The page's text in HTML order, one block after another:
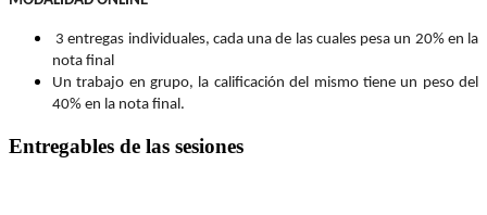
3 entregas individuales, cada una de las cuales pesa un 20% en la
nota final
Un trabajo en grupo, la calificación del mismo tiene un peso del
40% en la nota final.
Entregables de las sesiones